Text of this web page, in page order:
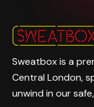
Sweatbox is a
Central London,
unwind in our